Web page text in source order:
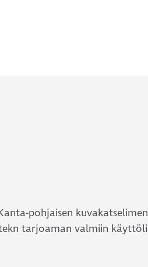
pohjaisen
tarjoaman valmiin